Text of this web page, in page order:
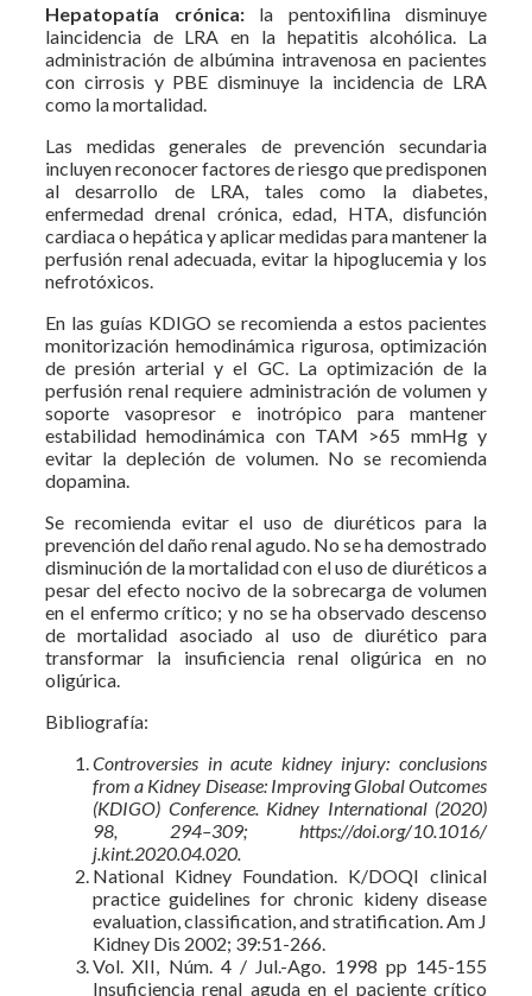
Hepatopatía crónica:la pentoxifilina disminuye
laincidencia de LRA en la hepatitis alcohólica. La
administración de albúmina intravenosa en pacientes
con cirrosis y PBE disminuye la incidencia de LRA
como la mortalidad.
Las medidas generales de prevención secundaria
incluyen reconocer factores de riesgo que predisponen
al desarrollo de LRA, tales como la diabetes,
enfermedad drenal crónica, edad, HTA, disfunción
cardiaca o hepática y aplicar medidas para mantener la
perfusión renal adecuada, evitar la hipoglucemia y los
nefrotóxicos.
En las guías KDIGO se recomienda a estos pacientes
monitorización hemodinámica rigurosa, optimización
de presión arterial y el GC. La optimización de la
perfusión renal requiere administración de volumen y
soporte vasopresor e inotrópico para mantener
estabilidad hemodinámica con TAM >65 mmHg y
evitar la depleción de volumen. No se recomienda
dopamina.
Se recomienda evitar el uso de diuréticos para la
prevención del daño renal agudo. No se ha demostrado
disminución de la mortalidad con el uso de diuréticos a
pesar del efecto nocivo de la sobrecarga de volumen
en el enfermo crítico; y no se ha observado descenso
de mortalidad asociado al uso de diurético para
transformar la insuficiencia renal oligúrica en no
oligúrica.
Bibliografía:
Controversies in acute kidney injury: conclusions
from a Kidney Disease: Improving Global Outcomes
(KDIGO) Conference. Kidney International (2020)
98, 294–309; https://doi.org/10.1016/
j.kint.2020.04.020.
National Kidney Foundation. K/DOQI clinical
practice guidelines for chronic kideny disease
evaluation, classification, and stratification. Am J
Kidney Dis 2002; 39:51-266.
Vol. XII, Núm. 4 / Jul.-Ago. 1998 pp 145-155
Insuficiencia renal aguda en el paciente crítico